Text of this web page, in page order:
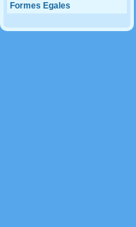
Formes Egales